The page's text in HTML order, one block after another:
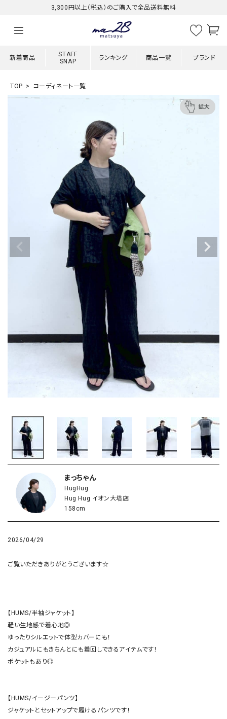
3,300円以上（税込）のご購入で全品送料無料
新着商品
STAFF
SNAP
ランキング 商品一覧 ブランド
TOP コーディネート一覧
まっちゃん
HugHug
Hug Hug イオン大塔店
158cm
2026/04/29
ご覧いただきありがとうございます☆
【HUMS/半袖ジャケット】
軽い生地感で着心地◎
ゆったりシルエットで体型カバーにも！
カジュアルにもきちんとにも着回しできるアイテムです！
ポケットもあり◎
【HUMS/イージーパンツ】
ジャケットとセットアップで履けるパンツです！